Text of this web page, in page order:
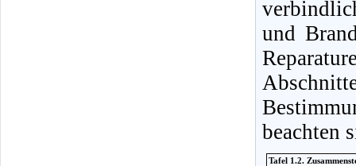
und
beachten
Tafel 1.2.